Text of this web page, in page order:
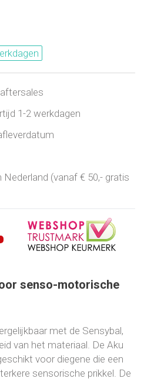
1-2 werkdagen
(vanaf € 50,- gratis
senso-motorische
met de Sensybal,
van het materiaal. De Aku
voor diegene die een
sensorische prikkel. De